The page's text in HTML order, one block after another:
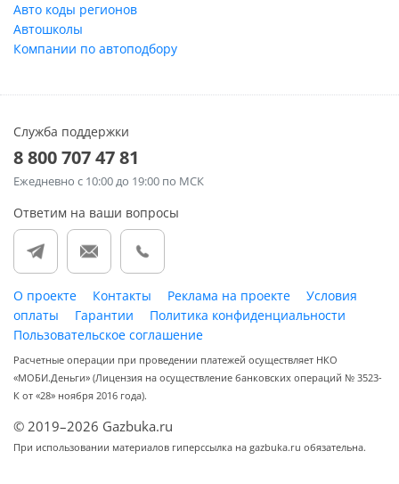
Авто коды регионов
Автошколы
Компании по автоподбору
Служба поддержки
8 800 707 47 81
Ежедневно с 10:00 до 19:00 по МСК
Ответим на ваши вопросы
О проекте Контакты Реклама на проекте
Условия
оплаты
Гарантии
Политика конфиденциальности
Пользовательское соглашение
Расчетные операции при проведении платежей осуществляет НКО
«МОБИ.Деньги» (Лицензия на осуществление банковских операций № 3523-
К от «28» ноября 2016 года).
© 2019–2026 Gazbuka.ru
При использовании материалов гиперссылка на gazbuka.ru обязательна.